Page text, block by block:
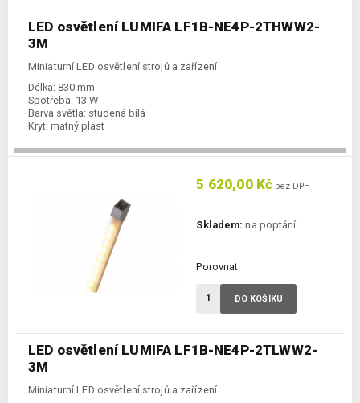
LED osvětlení LUMIFA LF1B-NE4P-2THWW2-
3M
Miniaturní LED osvětlení strojů a zařízení
Délka: 830 mm
Spotřeba: 13 W
Barva světla: studená bílá
Kryt: matný plast
LED osvětlení LUMIFA LF1B-NE4P-2TLWW2-
3M
Miniaturní LED osvětlení strojů a zařízení
5 620,00 Kč bez DPH
Skladem: na poptání
Porovnat
DO KOŠÍKU